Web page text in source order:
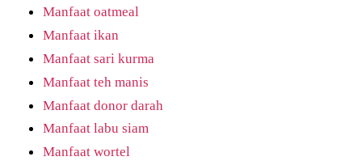
Manfaat oatmeal
Manfaat ikan
Manfaat sari kurma
Manfaat teh manis
Manfaat donor darah
Manfaat labu siam
Manfaat wortel